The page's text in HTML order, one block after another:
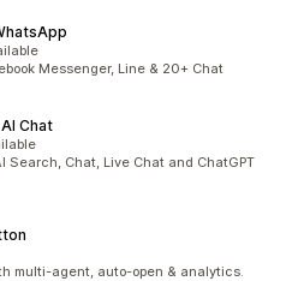
Messenger, Line & 20+ Chat
Chat
Search, Chat, Live Chat and ChatGPT
multi-agent, auto-open & analytics.